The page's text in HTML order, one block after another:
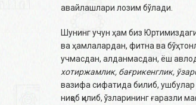
авайлашлари лозим бўлади.
Шунинг учун ҳам биз
ва ҳамлалардан, фитна ва
учмасдан, алданмасдан, ёш
хотиржамлик, бағрикенглик,
вазифа сифатида билиб, ушбулар
ниқоб қилиб, ўзларининг ғаразли